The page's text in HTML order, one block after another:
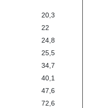
20,3
22
24,8
25,5
34,7
40,1
47,6
72,6